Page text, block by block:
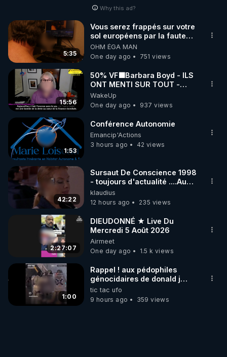
Why this ad?
5:35
Vous serez frappés sur votre
sol européens par la faute
des dirigeants qui s'en
mettent dans le nez
OHM ÉGA MAN
One day ago
751 views
15:56
50% VF🟩Barbara Boyd - ILS
ONT MENTI SUR TOUT -
Jocelyne Traduction
WakeUp
One day ago
937 views
1:53
Conférence Autonomie
Emancip'Actions
3 hours ago
42 views
42:22
Sursaut De Conscience 1998
- toujours d'actualité ....Au
Dela Du Réel
klaudius
12 hours ago
235 views
2:27:07
DIEUDONNÉ ★ Live Du
Mercredi 5 Août 2026
Airmeet
One day ago
1.5 k views
1:00
Rappel ! aux pédophiles
génocidaires de donald j
trump et ses supporters
trumpistes 424et 666.
tic tac ufo
9 hours ago
359 views